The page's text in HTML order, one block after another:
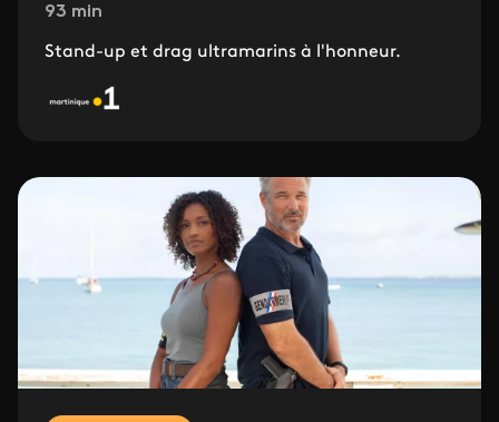
93 min
Stand-up et drag ultramarins à l'honneur.